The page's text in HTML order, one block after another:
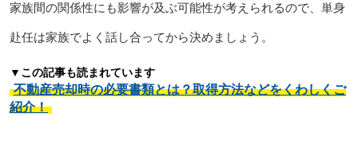
家族間の関係性にも影響が及ぶ可能性が考えられるので、単身
赴任は家族でよく話し合ってから決めましょう。
▼この記事も読まれています
不動産売却時の必要書類とは？取得方法などをくわしくご
紹介！